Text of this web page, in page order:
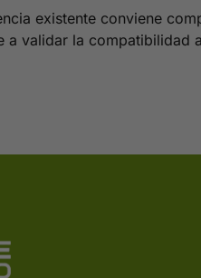
existente conviene
a validar la compatibilidad